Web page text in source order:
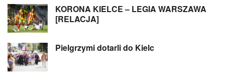
KORONA KIELCE – LEGIA WARSZAWA
[RELACJA]
Pielgrzymi dotarli do Kielc